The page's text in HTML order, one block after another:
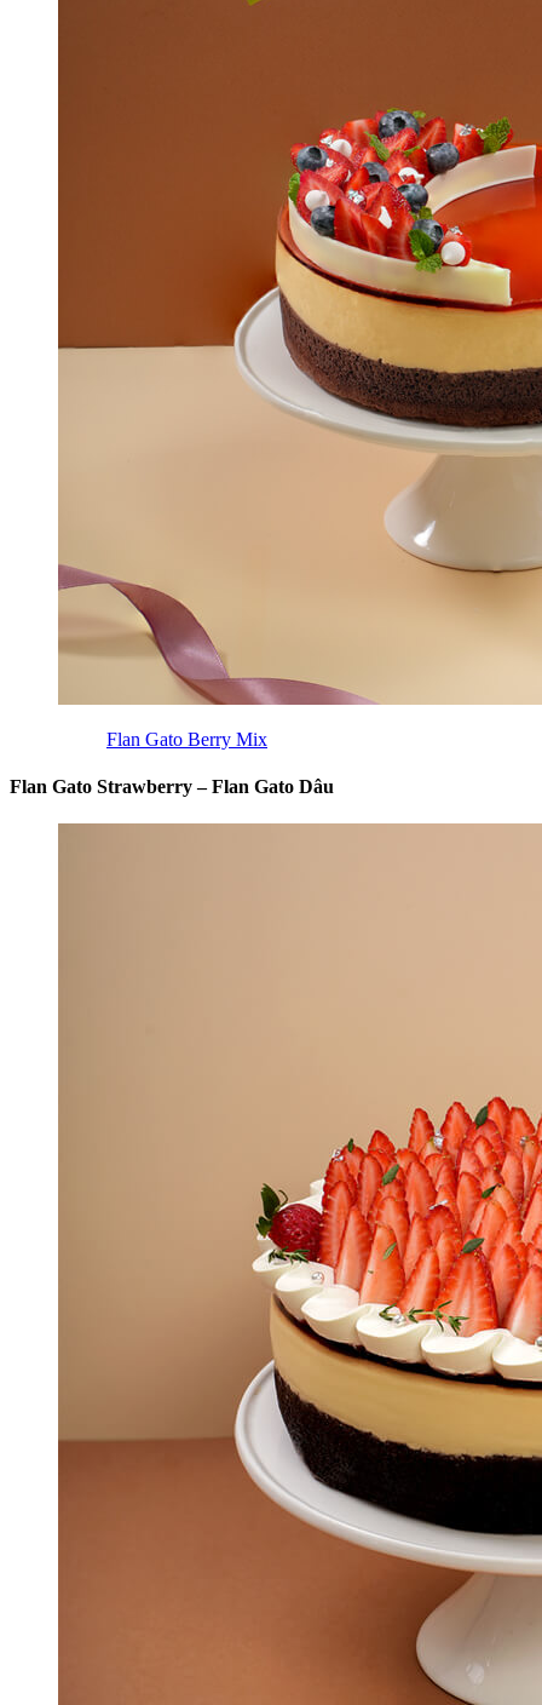
Flan Gato Berry Mix
Flan Gato Strawberry – Flan Gato Dâu